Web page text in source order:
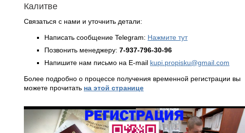
Калитве
Связаться с нами и уточнить детали:
Написать сообщение Telegram: Нажмите тут
Позвонить менеджеру: 7-937-796-30-96
Напишите нам письмо на E-mail kupi.propisku@gmail.com
Более подробно о процессе получения временной регистрации вы
можете прочитать на этой странице